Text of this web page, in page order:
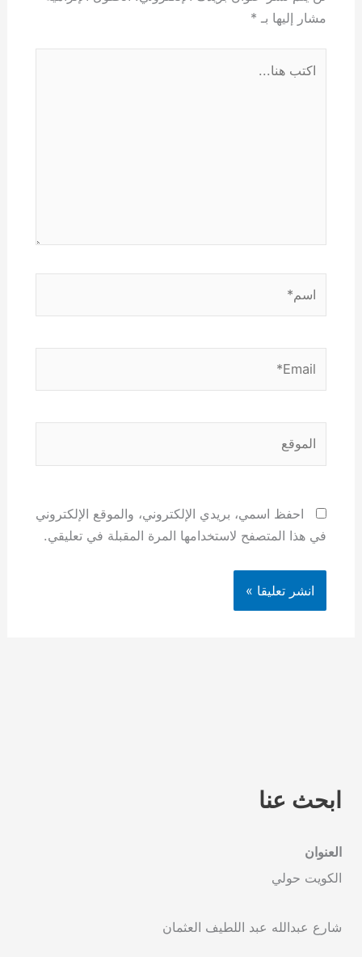
مشار إليها بـ *
هنا...
احفظ اسمي، بريدي الإلكتروني، والموقع الإلكتروني
في هذا المتصفح لاستخدامها المرة المقبلة في تعليقي.
ابحث عنا
العنوان
الكويت حولي
شارع عبدالله عبد اللطيف العثمان